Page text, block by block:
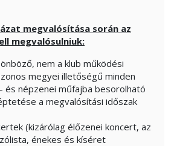
megvalósítása során az
megvalósulniuk:
nem a klub működési
megyei illetőségű minden
és népzenei műfajba besorolható
a megvalósítási időszak
(kizárólag élőzenei koncert, az
énekes és kíséret